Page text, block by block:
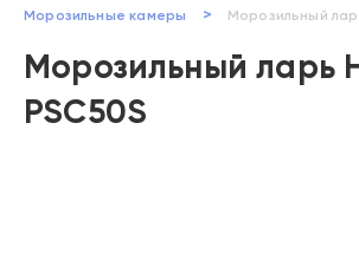
Морозильные камеры > Морозильный
Морозильный ларь
PSC50S